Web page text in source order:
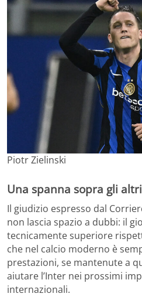
Piotr Zielinski
Una spanna sopra gli altri
Il giudizio espresso dal
non lascia spazio a dubbi: il
tecnicamente superiore
che nel calcio moderno è
prestazioni, se mantenute a
aiutare l’Inter nei prossimi
internazionali.